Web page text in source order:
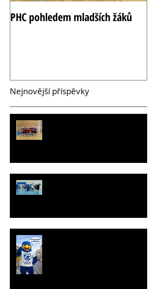
PHC pohledem mladších žáků
Nejnovější příspěvky